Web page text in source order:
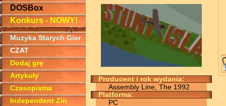
DOSBox
Konkurs - NOWY!
Muzyka Starych Gier
CZAT
Dodaj grę
Artykuły
Czasopisma
Independent Zin
Producent i rok wydania:
Assembly Line, The 1992
Platforma:
PC